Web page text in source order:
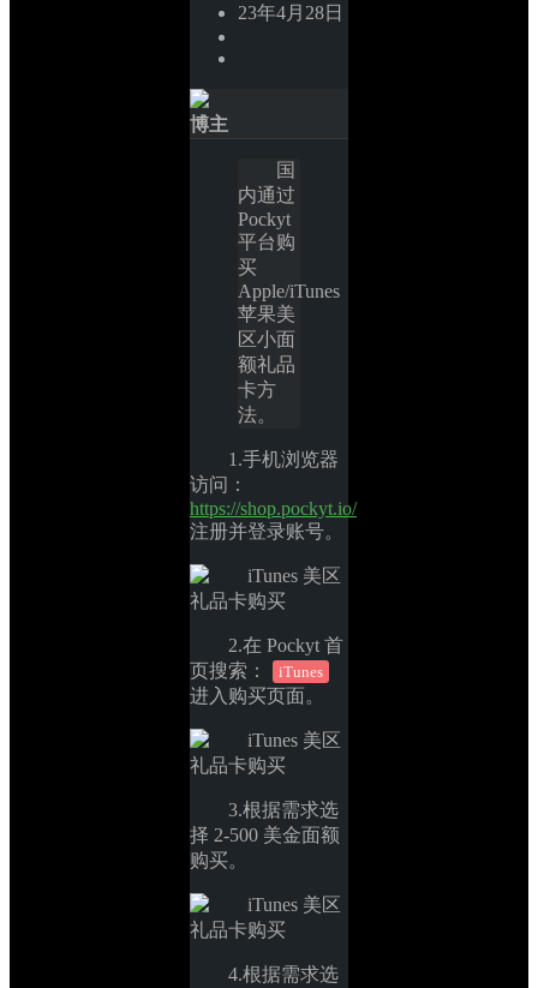
23年4月28日
博主
国
内通过
Pockyt
平台购
买
Apple/iTunes
苹果美
区小面
额礼品
卡方
法。
1.手机浏览器
访问：
https://shop.pockyt.io/
注册并登录账号。
2.在 Pockyt 首
页搜索：
iTunes
进入购买页面。
3.根据需求选
择 2-500 美金面额
购买。
4.根据需求选